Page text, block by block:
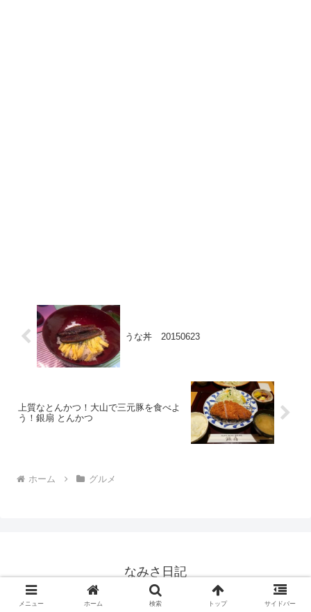
うな丼 20150623
上質なとんかつ！大山で三元豚を食べよ
う！銀扇 とんかつ
ホーム グルメ
なみさ日記
© 2014 なみさ日記.
メニュー ホーム 検索 トップ サイドバー